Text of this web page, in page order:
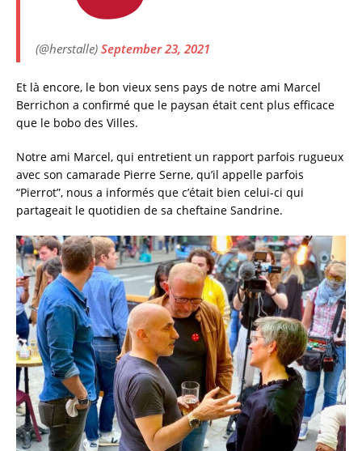
(@herstalle) September 23, 2021
Et là encore, le bon vieux sens pays de notre ami Marcel
Berrichon a confirmé que le paysan était cent plus efficace
que le bobo des Villes.
Notre ami Marcel, qui entretient un rapport parfois rugueux
avec son camarade Pierre Serne, qu’il appelle parfois
“Pierrot”, nous a informés que c’était bien celui-ci qui
partageait le quotidien de sa cheftaine Sandrine.